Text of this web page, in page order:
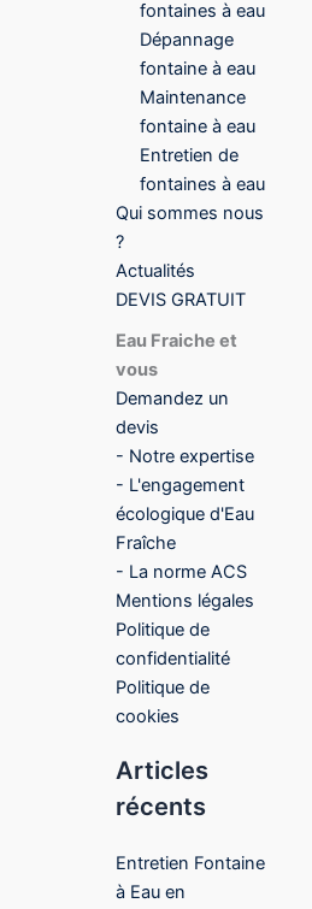
fontaines à eau
Dépannage
fontaine à eau
Maintenance
fontaine à eau
Entretien de
fontaines à eau
Qui sommes nous
?
Actualités
DEVIS GRATUIT
Eau Fraiche et
vous
Demandez un
devis
- Notre expertise
- L'engagement
écologique d'Eau
Fraîche
- La norme ACS
Mentions légales
Politique de
confidentialité
Politique de
cookies
Articles
récents
Entretien Fontaine
à Eau en